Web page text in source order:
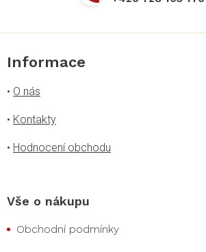
Informace
• O nás
• Kontakty
• Hodnocení obchodu
Vše o nákupu
Obchodní podmínky